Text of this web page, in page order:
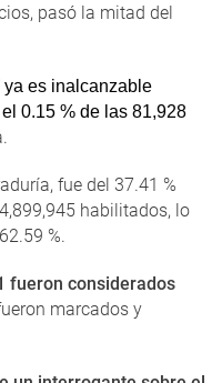
pasó la mitad del
ya es inalcanzable
0.15 % de las 81,928
fue del 37.41 %
habilitados, lo
%.
fueron considerados
marcados y